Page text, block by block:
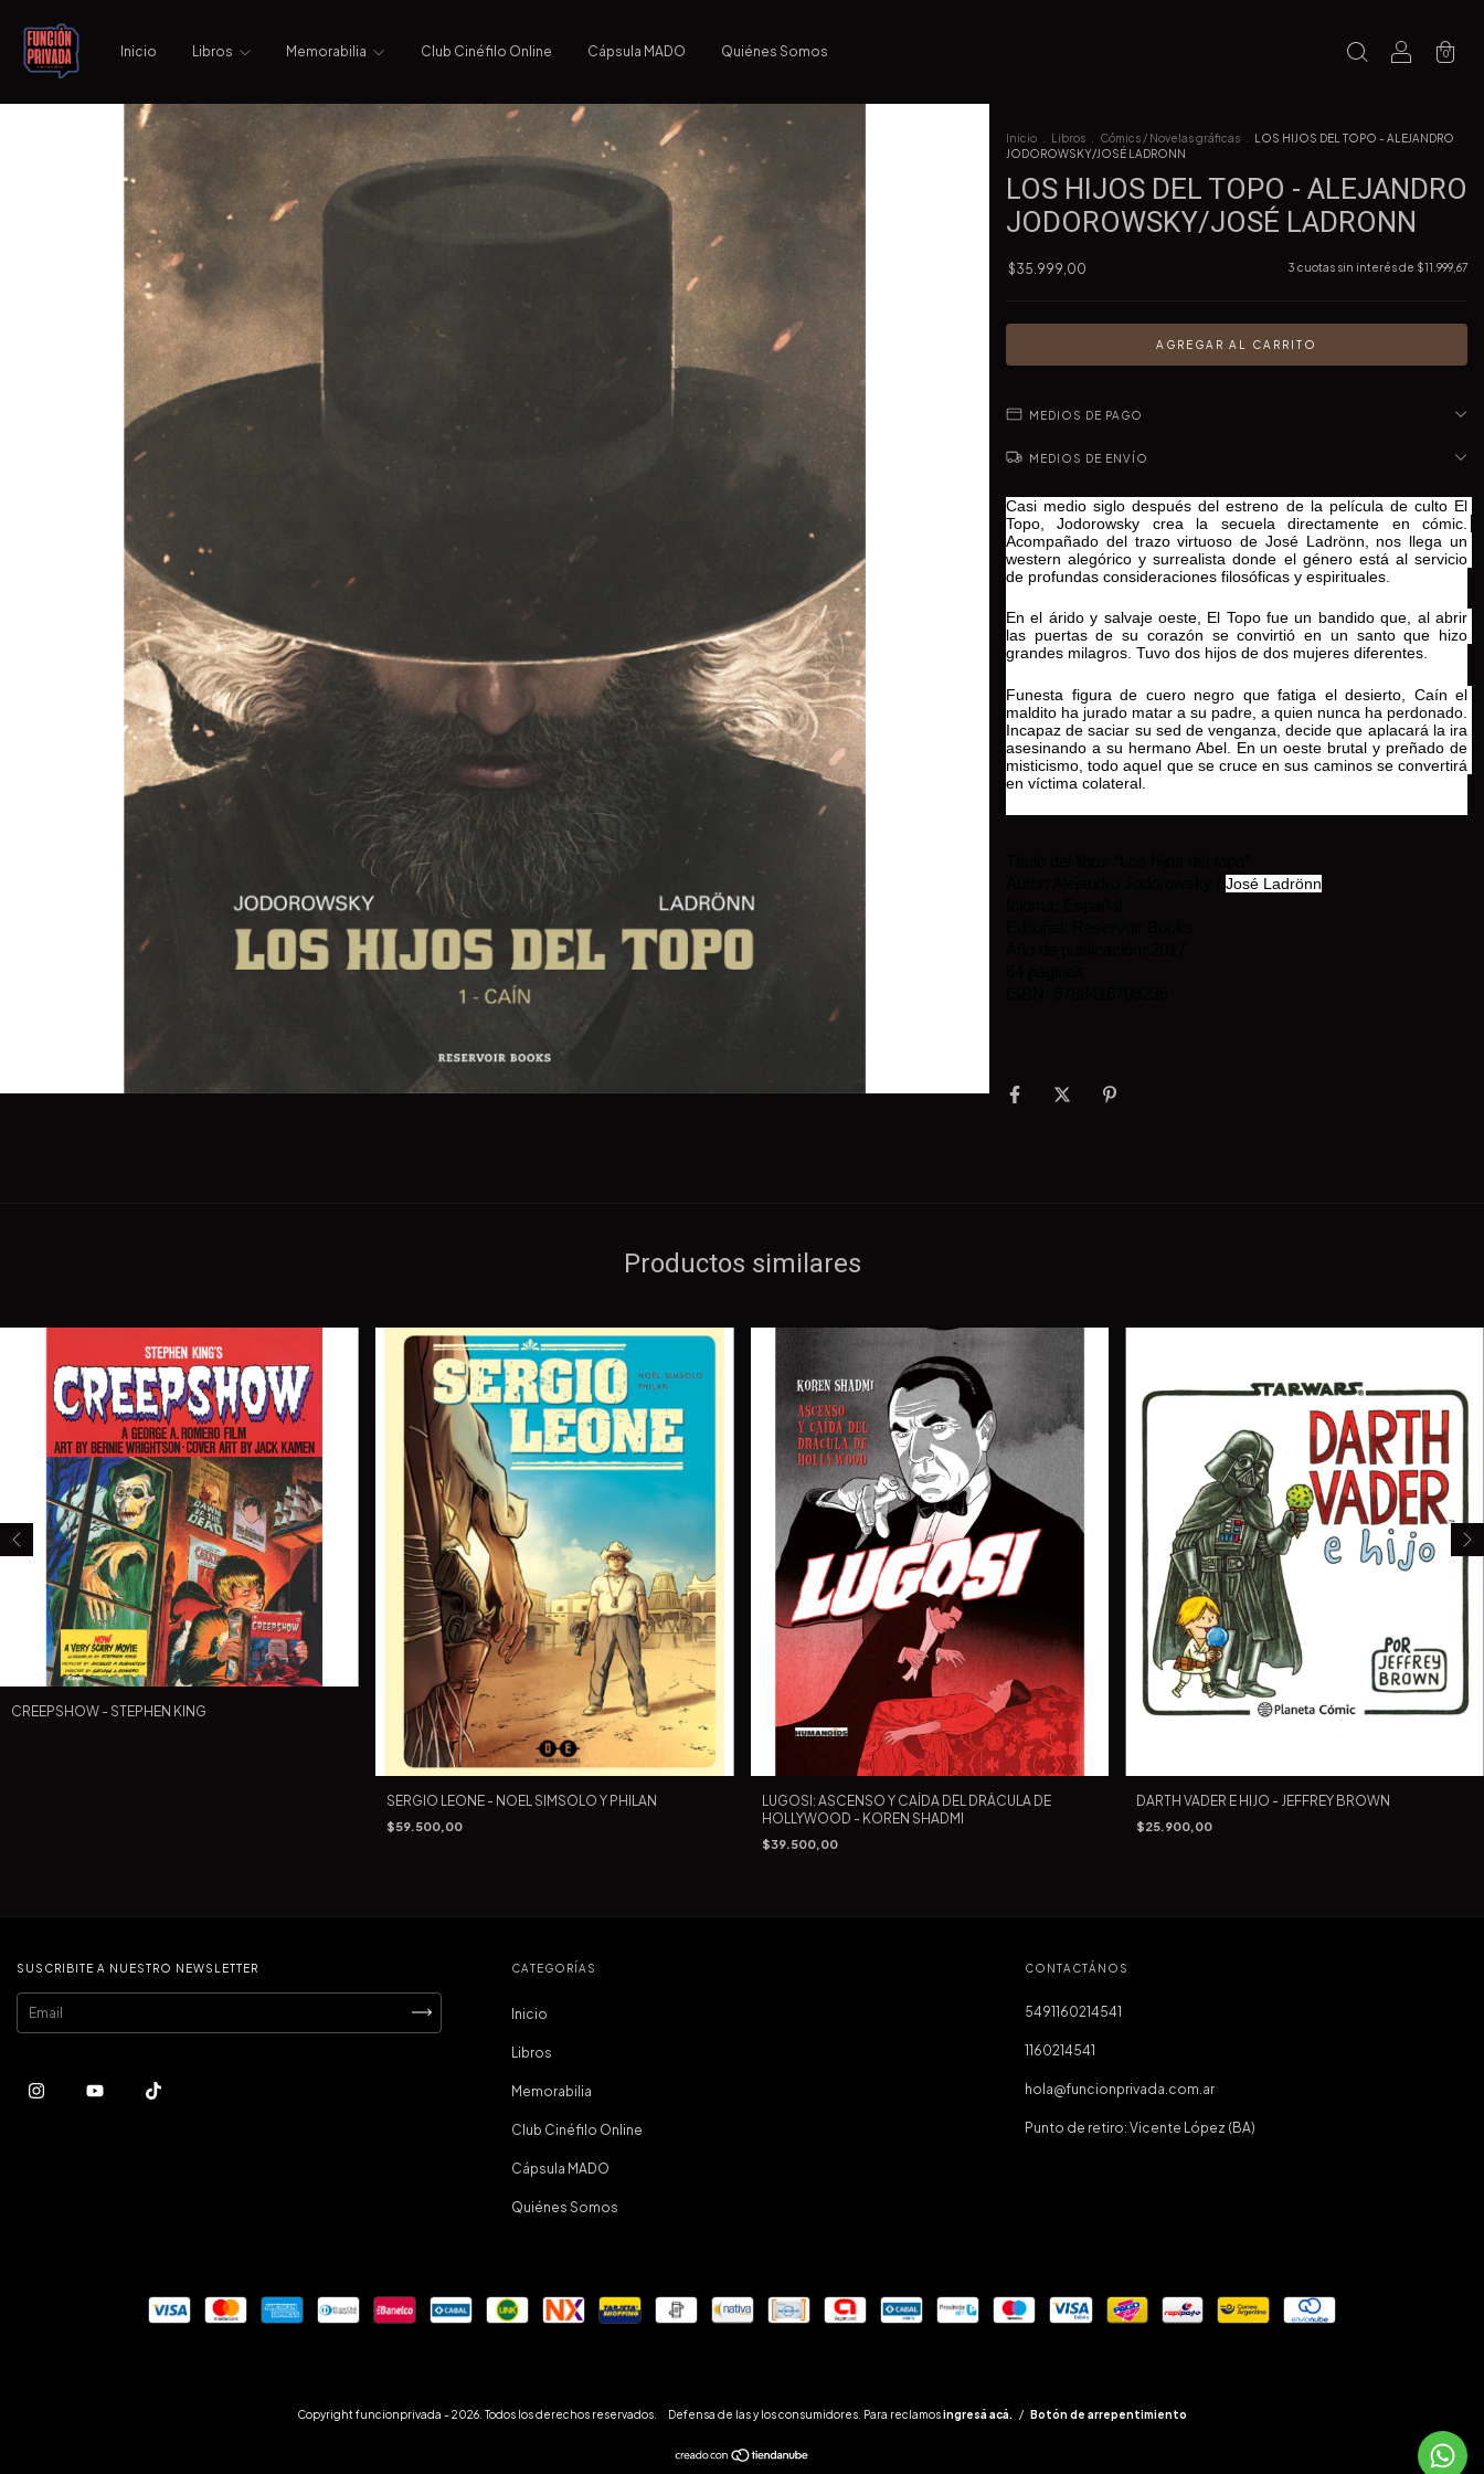
Inicio Libros Memorabilia Club Cinéfilo Online Cápsula MADO Quiénes Somos 0
Inicio Libros Cómics / Novelas gráficas
LOS HIJOS DEL TOPO - ALEJANDRO
JODOROWSKY/JOSÉ LADRONN
LOS HIJOS DEL TOPO - ALEJANDRO
JODOROWSKY/JOSÉ LADRONN
$35.999,00 3 cuotas sin interés de $11.999,67
MEDIOS DE PAGO
MEDIOS DE ENVÍO
Casi medio siglo después del estreno de la película de culto El
Topo, Jodorowsky crea la secuela directamente en cómic.
Acompañado del trazo virtuoso de José Ladrönn, nos llega un
western alegórico y surrealista donde el género está al servicio
de profundas consideraciones filosóficas y espirituales.
En el árido y salvaje oeste, El Topo fue un bandido que, al abrir
las puertas de su corazón se convirtió en un santo que hizo
grandes milagros. Tuvo dos hijos de dos mujeres diferentes.
Funesta figura de cuero negro que fatiga el desierto, Caín el
maldito ha jurado matar a su padre, a quien nunca ha perdonado.
Incapaz de saciar su sed de venganza, decide que aplacará la ira
asesinando a su hermano Abel. En un oeste brutal y preñado de
misticismo, todo aquel que se cruce en sus caminos se convertirá
en víctima colateral.
José Ladrönn
Productos similares
CREEPSHOW - STEPHEN KING
SERGIO LEONE - NOEL SIMSOLO Y PHILAN
$59.500,00
LUGOSI: ASCENSO Y CAÍDA DEL DRÁCULA DE
HOLLYWOOD - KOREN SHADMI
$39.500,00
DARTH VADER E HIJO - JEFFREY BROWN
$25.900,00
SUSCRIBITE A NUESTRO NEWSLETTER CATEGORÍAS
Inicio
Libros
Memorabilia
Club Cinéfilo Online
Cápsula MADO
Quiénes Somos
CONTACTÁNOS
5491160214541
1160214541
hola@funcionprivada.com.ar
Punto de retiro: Vicente López (BA)
Copyright funcionprivada - 2026. Todos los derechos reservados. Defensa de las y los consumidores. Para reclamosingresá acá. / Botón de arrepentimiento